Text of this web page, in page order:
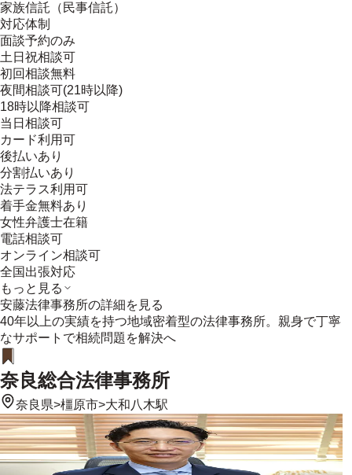
家族信託（民事信託）
対応体制
面談予約のみ
土日祝相談可
初回相談無料
夜間相談可(21時以降)
18時以降相談可
当日相談可
カード利用可
後払いあり
分割払いあり
法テラス利用可
着手金無料あり
女性弁護士在籍
電話相談可
オンライン相談可
全国出張対応
もっと見る
安藤法律事務所の詳細を見る
40年以上の実績を持つ地域密着型の法律事務所。親身で丁寧
なサポートで相続問題を解決へ
奈良総合法律事務所
奈良県>橿原市>大和八木駅